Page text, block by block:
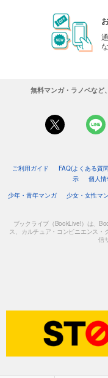
無料マンガ・ラノベなど
ご利用ガイド FAQ(よくある質
示
個人
少年・青年マンガ
少女・女性マ
ブックライブ（BookLive!）は、
ス、カルチュア・コンビニエンス・
信